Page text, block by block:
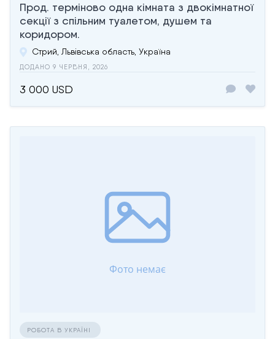
Прод. терміново одна кімната з двокімнатної
секції з спільним туалетом, душем та
коридором.
Стрий, Львівська область, Україна
ДОДАНО 9 ЧЕРВНЯ, 2026
3 000 USD
РОБОТА В УКРАЇНІ